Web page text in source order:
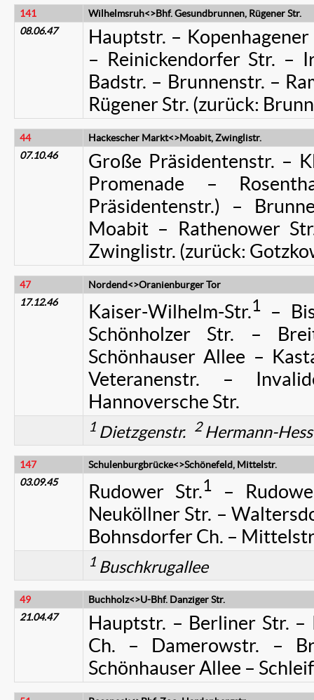
141
Wilhelmsruh<>Bhf. Gesundbrunnen, Rügener Str.
08.06.47
Hauptstr. –
– Reinickendorfer Str. –
Badstr. – Brunnenstr. –
Rügener Str. (zurück:
44
Hackescher Markt<>Moabit, Zwinglistr.
07.10.46
Große Präsidentenstr. –
Promenade –
Präsidentenstr.) –
Moabit – Rathenower
Zwinglistr. (zurück:
47
Nordend<>Oranienburger Tor
17.12.46
Kaiser-Wilhelm-Str.1 –
Schönholzer Str. –
Schönhauser Allee –
Veteranenstr. –
Hannoversche Str.
1 Dietzgenstr. 2Hermann-
147
Schulenburgbrücke<>Schönefeld, Mittelstr.
03.09.45
Rudower Str.1 –
Neuköllner Str. –
Bohnsdorfer Ch. –
1 Buschkrugallee
49
Buchholz<>U-Bhf. Danziger Str.
21.04.47
Hauptstr. – Berliner Str. –
Ch. – Damerowstr. –
Schönhauser Allee –